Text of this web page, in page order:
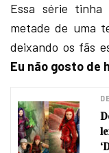
Essa série
metade de uma
deixando os fãs
Eu não gosto de